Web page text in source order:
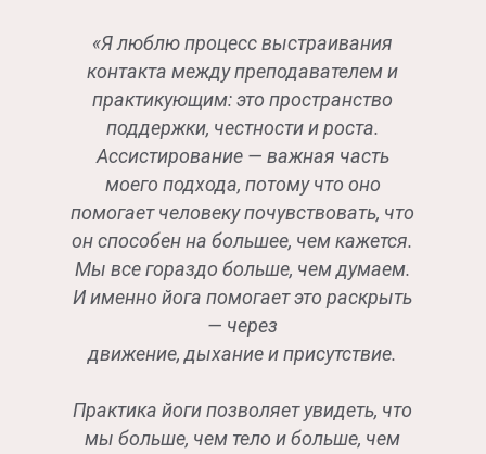
«Я люблю процесс выстраивания
контакта между преподавателем и
практикующим: это пространство
поддержки, честности и роста.
Ассистирование — важная часть
моего подхода, потому что оно
помогает человеку почувствовать, что
он способен на большее, чем кажется.
Мы все гораздо больше, чем думаем.
И именно йога помогает это раскрыть
— через
движение, дыхание и присутствие.
Практика йоги позволяет увидеть, что
мы больше, чем тело и больше, чем